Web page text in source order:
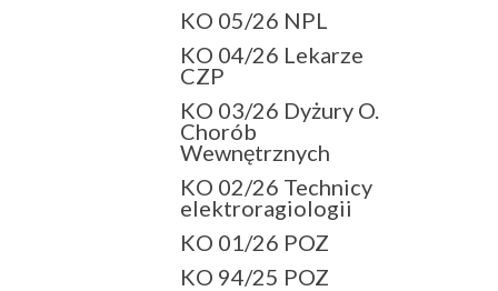
KO 05/26 NPL
KO 04/26 Lekarze
CZP
KO 03/26 Dyżury O.
Chorób
Wewnętrznych
KO 02/26 Technicy
elektroragiologii
KO 01/26 POZ
KO 94/25 POZ